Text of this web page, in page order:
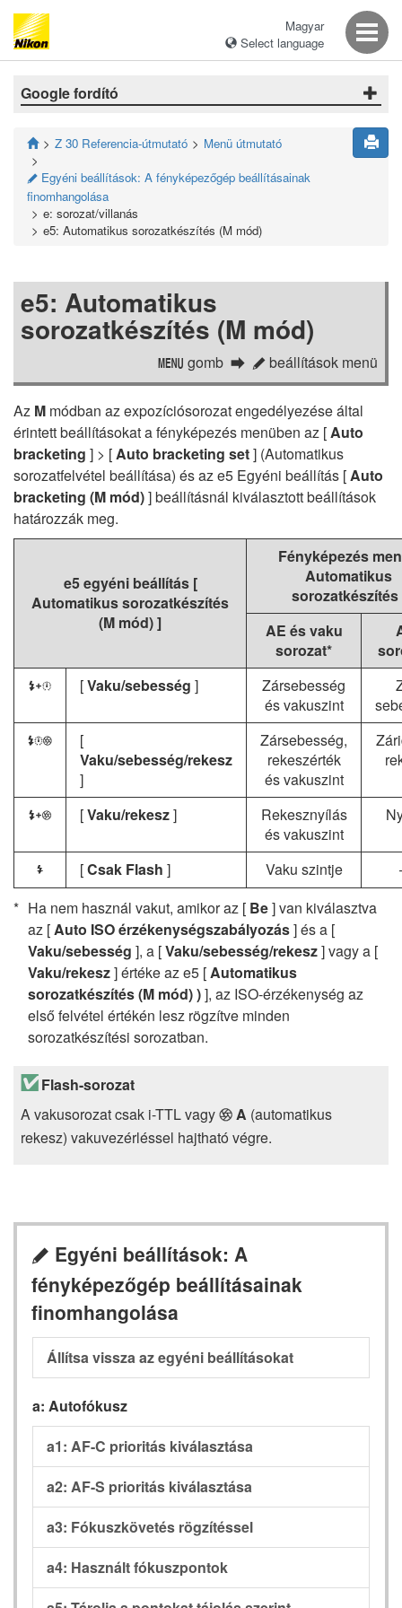
Magyar
Select language
Google fordító
Z 30 Referencia-útmutató Menü útmutató
A Egyéni beállítások: A fényképezőgép beállításainak
finomhangolása
e: sorozat/villanás
e5: Automatikus sorozatkészítés (M mód)
e5: Automatikus
sorozatkészítés (M mód)
G gomb A beállítások menü
Az M módban az expozíciósorozat engedélyezése által
érintett beállításokat a fényképezés menüben az [Auto
bracketing ] > [Auto bracketing set] (Automatikus
sorozatfelvétel beállítása) és az e5 Egyéni beállítás [Auto
bracketing (M mód)] beállításnál kiválasztott beállítások
határozzák meg.
e5 egyéni beállítás [
Automatikus sorozatkészítés
(M mód)]
Fényképezés
Automatikus
sorozatkészítés
AE és vaku
sorozat*
F [Vaku/sebesség ]
Zársebesség
és vakuszint
G
[
Vaku/sebesség/rekesz
]
Zársebesség,
rekeszérték
és vakuszint
H [Vaku/rekesz]
Rekesznyílás
és vakuszint
I [Csak Flash ] Vaku szintje
Ha nem használ vakut, amikor az [ Be] van kiválasztva
az [Auto ISO érzékenységszabályozás] és a [
Vaku/sebesség ], a [Vaku/sebesség/rekesz] vagy a [
Vaku/rekesz] értéke az e5 [Automatikus
sorozatkészítés (M mód) )], az ISO-érzékenység az
első felvétel értékén lesz rögzítve minden
sorozatkészítési sorozatban.
Flash-sorozat
A vakusorozat csak i-TTL vagy q A (automatikus
rekesz) vakuvezérléssel hajtható végre.
A Egyéni beállítások: A
fényképezőgép beállításainak
finomhangolása
Állítsa vissza az egyéni beállításokat
a: Autofókusz
a1: AF-C prioritás kiválasztása
a2: AF-S prioritás kiválasztása
a3: Fókuszkövetés rögzítéssel
a4: Használt fókuszpontok